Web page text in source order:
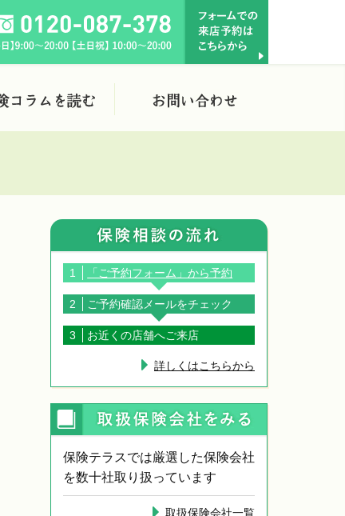
1 「ご予約フォーム」から予約
2 ご予約確認メールをチェック
3 お近くの店舗へご来店
詳しくはこちらから
保険テラスでは厳選した保険会社
を数十社取り扱っています
取扱保険会社一覧